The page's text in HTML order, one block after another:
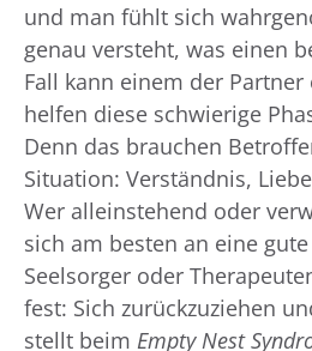
und man fühlt sich
genau versteht, was einen
Fall kann einem der
helfen diese schwierige
Denn das brauchen
Situation: Verständnis,
Wer alleinstehend oder
sich am besten an eine
Seelsorger oder
fest: Sich zurückzuziehen
stellt beim Empty Nest